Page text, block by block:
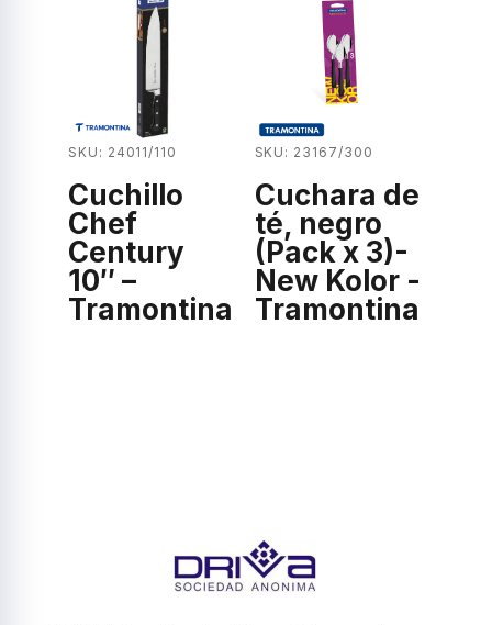
SKU: 24011/110
Cuchillo
Chef
Century
10″ –
Tramontina
SKU: 23167/300
Cuchara de
té, negro
(Pack x 3)-
New Kolor -
Tramontina